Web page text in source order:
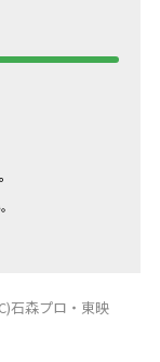
。
石森プロ・東映